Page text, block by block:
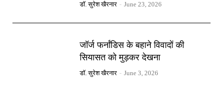
डॉ. सुरेश खैरनार - June 23, 2026
जॉर्ज फर्नांडिस के बहाने विवादों की
सियासत को मुड़कर देखना
डॉ. सुरेश खैरनार - June 3, 2026